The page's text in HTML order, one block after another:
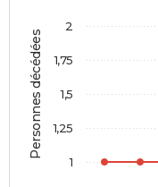
Personnes décédées
1
1,25
1,5
1,75
2